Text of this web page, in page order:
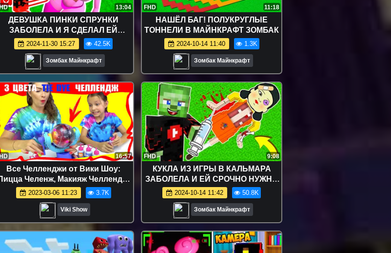
13:04
ДЕВУШКА ПИНКИ СПРУНКИ
ЗАБОЛЕЛА И Я СДЕЛАЛ ЕЙ
ОПЕРАЦИЮ В МАЙНКРАФТ
2024-11-30 15:27 42.5K
Зомбак Майнкрафт
FHD 11:18
НАШЁЛ БАГ! ПОЛУКРУГЛЫЕ
ТОННЕЛИ В МАЙНКРАФТ ЗОМБАК
2024-10-14 11:40 1.3K
Зомбак Майнкрафт
16:57
Все Челленджи от Вики Шоу:
Челенж, Макияж Челлендж,
Смузи Челлендж, Блинный
Челлендж и др. - НОВЫЙ КРЕЙЗИ
ДАЙ ЧЕЛЛЕНДЖ Что Пошло Не
так 3 Markers Tie Dye Challenge /
Вики Шоу
2023-03-06 11:23 3.7K
Viki Show
FHD 9:08
КУКЛА ИЗ ИГРЫ В КАЛЬМАРА
ЗАБОЛЕЛА И ЕЙ СРОЧНО НУЖНА
ОПЕРАЦИЯ В МАЙНКРАФТ SCP
SQUID GAME В MINECRAFT
2024-10-14 11:42 50.8K
Зомбак Майнкрафт